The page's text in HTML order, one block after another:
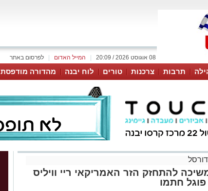
לפרסום באתר המייל האדום 08 אוגוסט 2026 / 20:09
תרבות צרכנות טורים לוח יבנה מהדורה מודפסת
להתחזק הזר האמריקאי ריי וויליס
חתמו